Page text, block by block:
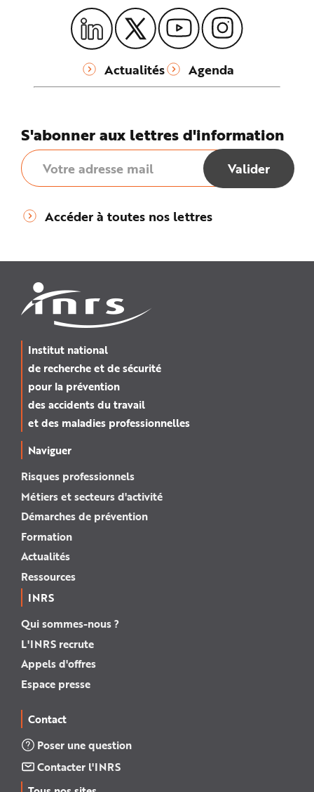
Actualités Agenda
S'abonner aux lettres d'information
Accéder à toutes nos lettres
Institut national
de recherche et de sécurité
pour la prévention
des accidents du travail
et des maladies professionnelles
Naviguer
Risques professionnels
Métiers et secteurs d'activité
Démarches de prévention
Formation
Actualités
Ressources
INRS
Qui sommes-nous ?
L'INRS recrute
Appels d'offres
Espace presse
Contact
Poser une question
Contacter l'INRS